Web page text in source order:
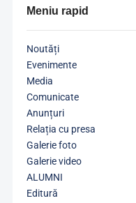
Meniu rapid
Noutăți
Evenimente
Media
Comunicate
Anunțuri
Relația cu presa
Galerie foto
Galerie video
ALUMNI
Editură